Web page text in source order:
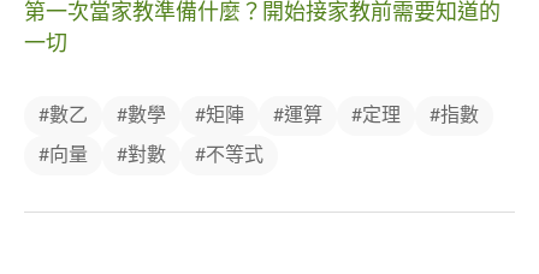
第一次當家教準備什麼？開始接家教前需要知道的
一切
#數乙 #數學 #矩陣 #運算 #定理 #指數
#向量 #對數 #不等式